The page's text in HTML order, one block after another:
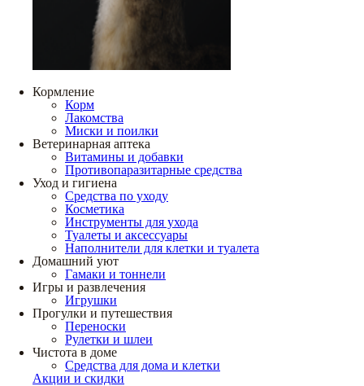
Кормление
Корм
Лакомства
Миски и поилки
Ветеринарная аптека
Витамины и добавки
Противопаразитарные средства
Уход и гигиена
Средства по уходу
Косметика
Инструменты для ухода
Туалеты и аксессуары
Наполнители для клетки и туалета
Домашний уют
Гамаки и тоннели
Игры и развлечения
Игрушки
Прогулки и путешествия
Переноски
Рулетки и шлеи
Чистота в доме
Средства для дома и клетки
Акции и скидки